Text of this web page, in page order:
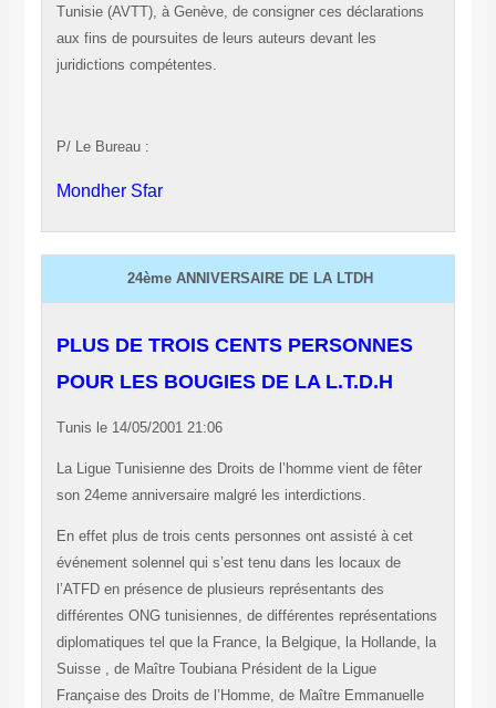
Tunisie (AVTT), à Genève, de consigner ces déclarations
aux fins de poursuites de leurs auteurs devant les
juridictions compétentes.
P/ Le Bureau :
Mondher Sfar
24ème ANNIVERSAIRE DE LA LTDH
PLUS DE TROIS CENTS PERSONNES
POUR LES BOUGIES DE LA L.T.D.H
Tunis le 14/05/2001 21:06
La Ligue Tunisienne des Droits de l’homme vient de fêter
son 24eme anniversaire malgré les interdictions.
En effet plus de trois cents personnes ont assisté à cet
événement solennel qui s’est tenu dans les locaux de
l’ATFD en présence de plusieurs représentants des
différentes ONG tunisiennes, de différentes représentations
diplomatiques tel que la France, la Belgique, la Hollande, la
Suisse , de Maître Toubiana Président de la Ligue
Française des Droits de l’Homme, de Maître Emmanuelle